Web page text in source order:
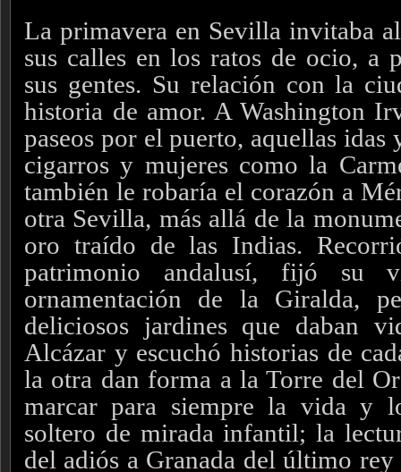
La primavera en Sevilla invitaba
sus calles en los ratos de ocio, a
sus gentes. Su relación con la
historia de amor. A Washington
paseos por el puerto, aquellas
cigarros y mujeres como la
también le robaría el corazón a
otra Sevilla, más allá de la
oro traído de las Indias.
patrimonio andalusí, fijó su
ornamentación de la Giralda,
deliciosos jardines que daban
Alcázar y escuchó historias de
la otra dan forma a la Torre del
marcar para siempre la vida y
soltero de mirada infantil; la
del adiós a Granada del último